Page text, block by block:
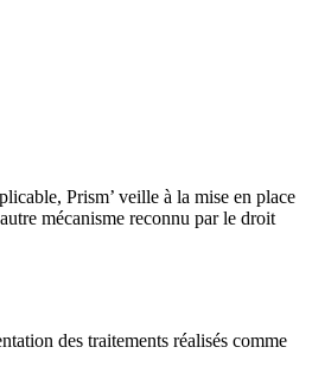
Prism’ veille à la mise en place
mécanisme reconnu par le droit
des traitements réalisés comme